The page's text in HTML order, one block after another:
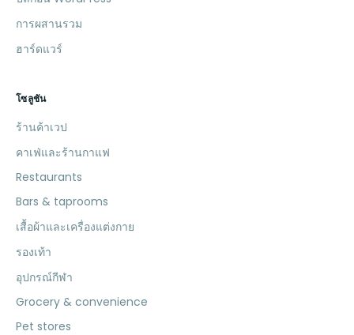
การผสานรวม
ฮาร์ดแวร์
โซลูชัน
ร้านค้าเวป
คาเฟ่และร้านกาแฟ
Restaurants
Bars & taprooms
เสื้อผ้าและเครื่องแต่งกาย
รองเท้า
อุปกรณ์กีฬา
Grocery & convenience
Pet stores